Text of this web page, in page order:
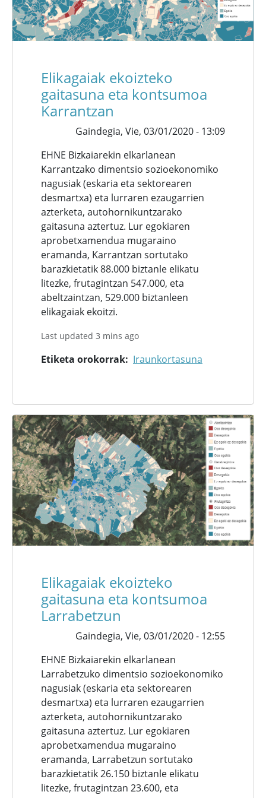
Elikagaiak ekoizteko
gaitasuna eta kontsumoa
Karrantzan
Gaindegia, Vie, 03/01/2020 - 13:09
EHNE Bizkaiarekin elkarlanean
Karrantzako dimentsio sozioekonomiko
nagusiak (eskaria eta sektorearen
desmartxa) eta lurraren ezaugarrien
azterketa, autohornikuntzarako
gaitasuna aztertuz. Lur egokiaren
aprobetxamendua mugaraino
eramanda, Karrantzan sortutako
barazkietatik 88.000 biztanle elikatu
litezke, frutagintzan 547.000, eta
abeltzaintzan, 529.000 biztanleen
elikagaiak ekoitzi.
Last updated 3 mins ago
Etiketa orokorrak Iraunkortasuna
Elikagaiak ekoizteko
gaitasuna eta kontsumoa
Larrabetzun
Gaindegia, Vie, 03/01/2020 - 12:55
EHNE Bizkaiarekin elkarlanean
Larrabetzuko dimentsio sozioekonomiko
nagusiak (eskaria eta sektorearen
desmartxa) eta lurraren ezaugarrien
azterketa, autohornikuntzarako
gaitasuna aztertuz. Lur egokiaren
aprobetxamendua mugaraino
eramanda, Larrabetzun sortutako
barazkietatik 26.150 biztanle elikatu
litezke, frutagintzan 23.600, eta